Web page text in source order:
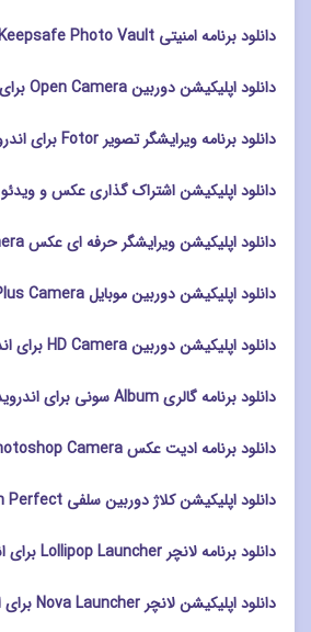
دانلود برنامه امنیتی Keepsafe Photo Vault برای اندروید
دانلود اپلیکیشن دوربین Open Camera برای اندروید
دانلود برنامه ویرایشگر تصویر Fotor برای اندروید
دانلود اپلیکیشن اشتراک گذاری عکس و ویدئو Flickr برای اندروید
دانلود اپلیکیشن ویرایشگر حرفه ای عکس PIP Camera برای اندروید
دانلود اپلیکیشن دوربین موبایل OnePlus Camera برای اندروید
دانلود اپلیکیشن دوربین HD Camera برای اندروید
دانلود برنامه گالری Album سونی برای اندروید
دانلود برنامه ادیت عکس Photoshop Camera برای اندروید
دانلود اپلیکیشن کلاژ دوربین سلفی YouCam Perfect برای اندروید
دانلود برنامه لانچر Lollipop Launcher برای اندروید
دانلود اپلیکیشن لانچر Nova Launcher برای اندروید